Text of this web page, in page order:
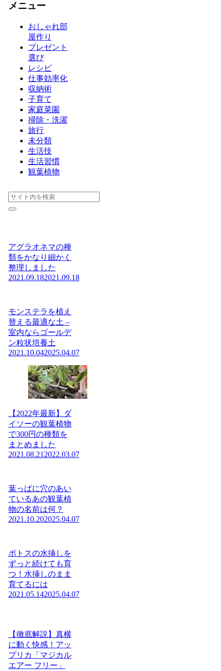
メニュー
おしゃれ部
屋作り
プレゼント
選び
レシピ
仕事効率化
収納術
子育て
家庭菜園
掃除・洗濯
旅行
未分類
生活技
生活習慣
観葉植物
アグラオネマの種
類をかなり細かく
整理しました
2021.09.182021.09.18
モンステラを植え
替える最適な土 –
室内ならゴールデ
ン粒状培養土
2021.10.042025.04.07
【2022年最新】ダ
イソーの観葉植物
で300円の種類を
まとめました
2021.08.21 2022.03.07
葉っぱに穴のあい
ているあの観葉植
物の名前は何？
2021.10.202025.04.07
ポトスの水挿しを
ずっと続けても育
つ！水挿しのまま
育てるには
2021.05.142025.04.07
【徹底解説】真横
に動く快感！アッ
プリカ「マジカル
エアー フリー」